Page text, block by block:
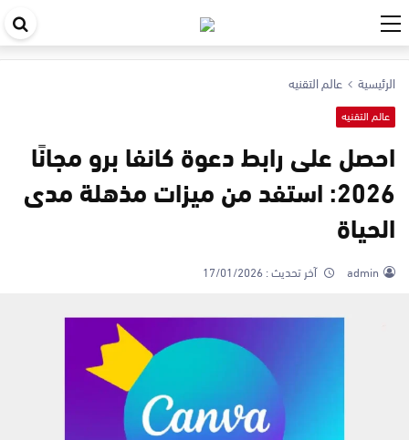
الرئيسية عالم التقنيه
عالم التقنيه
احصل على رابط دعوة كانفا برو مجانًا
2026: استفد من ميزات مذهلة مدى
الحياة
admin آخر تحديث :17/01/2026